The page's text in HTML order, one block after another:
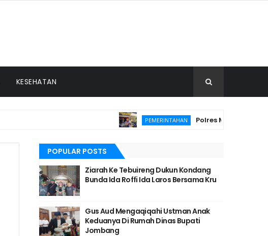
KESEHATAN
PEMERINTAHAN Polres Malang
POPULAR POSTS
Ziarah Ke Tebuireng Dukun Kondang
Bunda Ida Roffi Ida Laros Bersama Kru
Gus Aud Mengaqiqahi Ustman Anak
Keduanya Di Rumah Dinas Bupati
Jombang